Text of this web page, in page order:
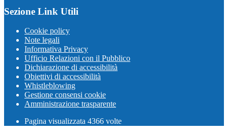
Sezione Link Utili
Cookie policy
Note legali
Informativa Privacy
Ufficio Relazioni con il Pubblico
Dichiarazione di accessibilità
Obiettivi di accessibilità
Whistleblowing
Gestione consensi cookie
Amministrazione trasparente
Pagina visualizzata 4366 volte